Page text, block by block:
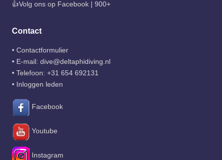
👍Volg ons op Facebook | 900+
Contact
• Contactformulier
• E-mail: dive@deltaphidiving.nl
• Telefoon: +31 654 692131
• Inloggen leden
Facebook
Youtube
Instagram